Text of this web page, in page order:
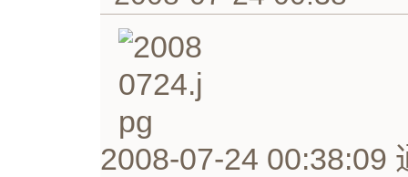
2008-07-24 00:38:09